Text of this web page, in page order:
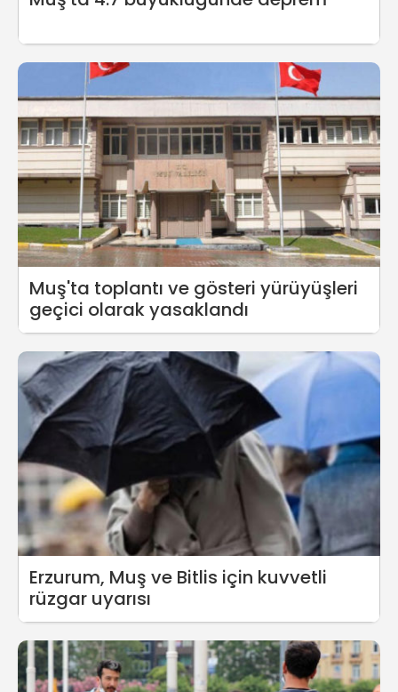
Muş'ta toplantı ve gösteri yürüyüşleri
geçici olarak yasaklandı
Erzurum, Muş ve Bitlis için kuvvetli
rüzgar uyarısı